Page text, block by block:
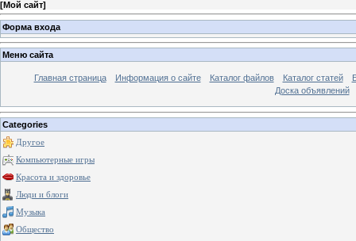
[Мой сайт]
Форма входа
Меню сайта
Главная страница Информация о сайте Каталог файлов Каталог статей
Доска объявлений
Categories
Другое
Компьютерные игры
Красота и здоровье
Люди и блоги
Музыка
Общество